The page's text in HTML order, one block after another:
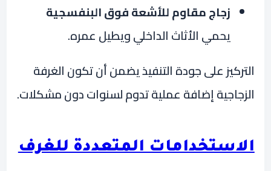
زجاج مقاوم للأشعة فوق البنفسجية
يحمي الأثاث الداخلي ويطيل عمره.
التركيز على جودة التنفيذ يضمن أن تكون الغرفة
الزجاجية إضافة عملية تدوم لسنوات دون مشكلات.
الاستخدامات المتعددة للغرف